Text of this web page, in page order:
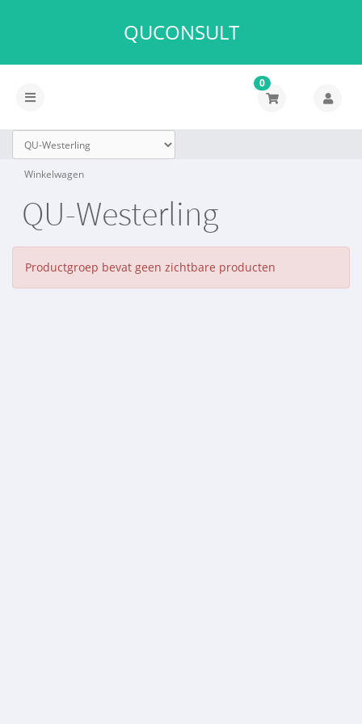
QUCONSULT
Navigatie
0
Winkelwagen
QU-Westerling
Productgroep bevat geen zichtbare producten